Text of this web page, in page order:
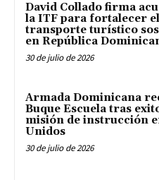
David Collado firma
la ITF para fortalecer el
transporte turístico
en República
30 de julio de 2026
Armada Dominicana
Buque Escuela tras
misión de instrucción
Unidos
30 de julio de 2026